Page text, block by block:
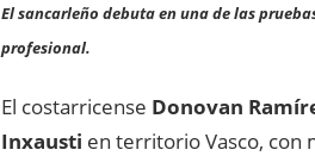
El sancarleño debuta en una de las
profesional.
El costarricense Donovan
Inxausti en territorio Vasco, con